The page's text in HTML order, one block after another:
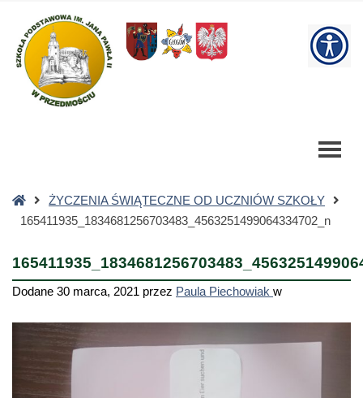
Szkoła
Podstawowa
Strona
główna
ŻYCZENIA ŚWIĄTECZNE OD UCZNIÓW SZKOŁY
165411935_1834681256703483_4563251499064334702_n
Dodane 30 marca, 2021 przez Paula Piechowiak w